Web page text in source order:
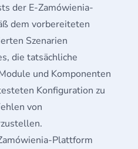
der E-Zamówienia-
dem vorbereiteten
Szenarien
die tatsächliche
und Komponenten
Konfiguration zu
von
Plattform